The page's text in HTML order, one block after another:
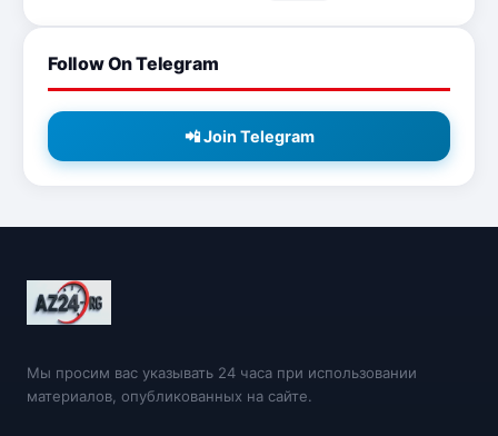
Follow On Telegram
📲 Join Telegram
Мы просим вас указывать 24 часа при использовании
материалов, опубликованных на сайте.